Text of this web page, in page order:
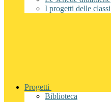
I progetti delle classi
Progetti
Biblioteca